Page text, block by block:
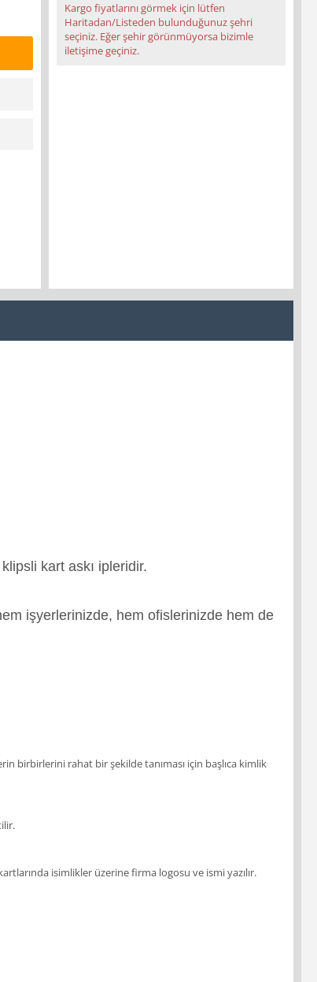
Kargo fiyatlarını görmek için lütfen
Haritadan/Listeden bulunduğunuz şehri
seçiniz. Eğer şehir görünmüyorsa bizimle
iletişime geçiniz.
kart askı ipleridir.
işyerlerinizde, hem ofislerinizde hem de
birbirlerini rahat bir şekilde tanıması için başlıca kimlik
isimlikler üzerine firma logosu ve ismi yazılır.